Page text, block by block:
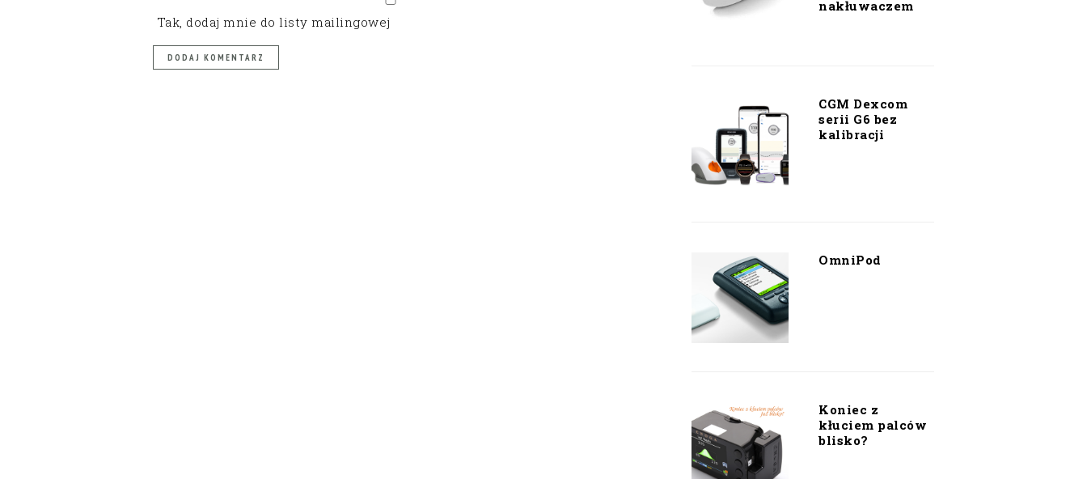
Tak, dodaj mnie do listy mailingowej
nakłuwaczem
CGM Dexcom
serii G6 bez
kalibracji
OmniPod
Koniec z
kłuciem palców
blisko?